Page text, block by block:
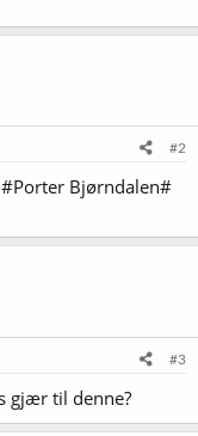
#2
Bjørndalen#
#3
gjær til denne?